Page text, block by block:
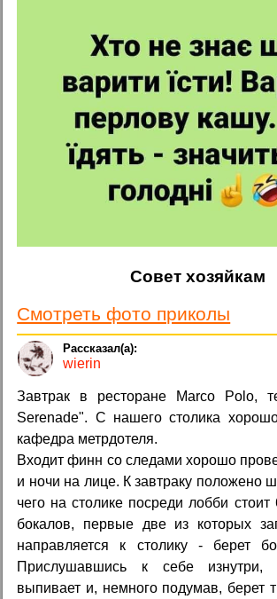
Совет хозяйкам
Смотреть фото приколы
wierin
Завтрак в ресторане Marco Polo,
Serenade". С нашего столика
кафедра метрдотеля.
Входит финн со следами хорошо
и ночи на лице. К завтраку положено
чего на столике посреди лобби
бокалов, первые две из которых
направляется к столику - берет
Прислушавшись к себе изнутри,
выпивает и, немного подумав, берет